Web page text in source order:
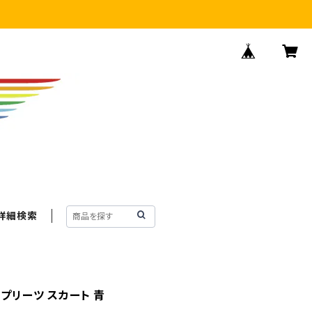
細検索
リーツ スカート 青